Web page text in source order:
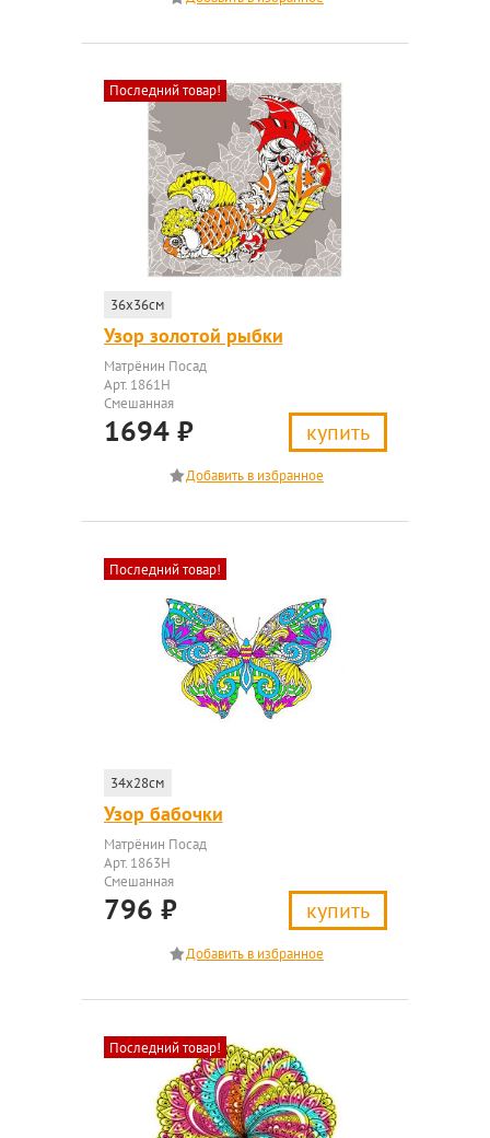
Последний товар!
36x36см
Узор золотой рыбки
Матрёнин Посад
Арт. 1861Н
Смешанная
1694 ₽ купить
Последний товар!
34x28см
Узор бабочки
Матрёнин Посад
Арт. 1863Н
Смешанная
796 ₽ купить
Последний товар!